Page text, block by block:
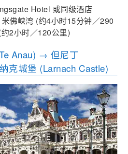
Hotel 或同级酒店
佛峡湾 (约4小时15分钟／290
2小时／120公里)
Anau) → 但尼丁
克城堡 (Larnach Castle)